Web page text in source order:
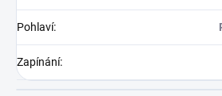
Pohlaví:
Zapínání: